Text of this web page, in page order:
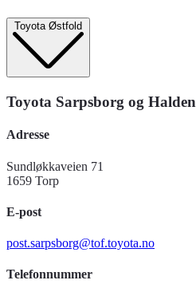
Toyota Østfold
Toyota Sarpsborg og Halden
Adresse
Sundløkkaveien 71
1659 Torp
E-post
post.sarpsborg@tof.toyota.no
Telefonnummer